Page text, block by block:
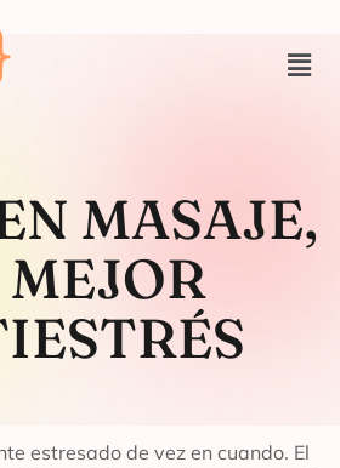
MASAJE,
MEJOR
estresado de vez en cuando. El